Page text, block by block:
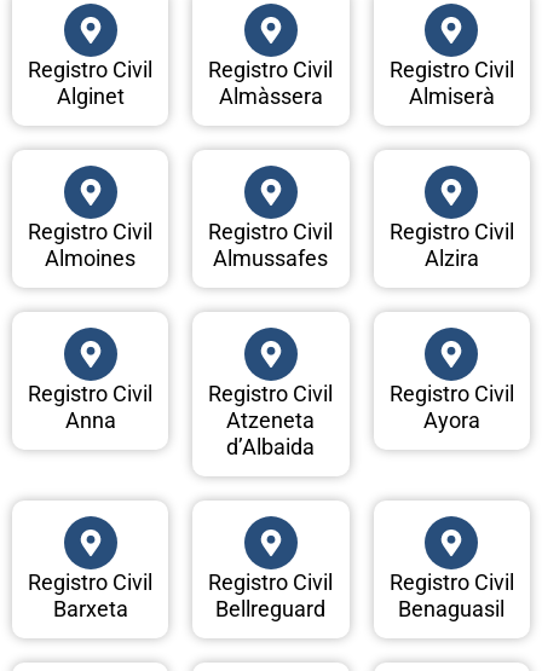
Registro Civil
Alginet
Registro Civil
Almàssera
Registro Civil
Almiserà
Registro Civil
Almoines
Registro Civil
Almussafes
Registro Civil
Alzira
Registro Civil
Anna
Registro Civil
Atzeneta
d’Albaida
Registro Civil
Ayora
Registro Civil
Barxeta
Registro Civil
Bellreguard
Registro Civil
Benaguasil